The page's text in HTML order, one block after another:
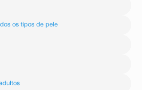
os tipos de pele